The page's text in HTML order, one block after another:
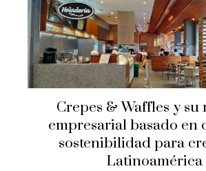
Crepes & Waffles y su
empresarial basado en
sostenibilidad para
Latinoamérica